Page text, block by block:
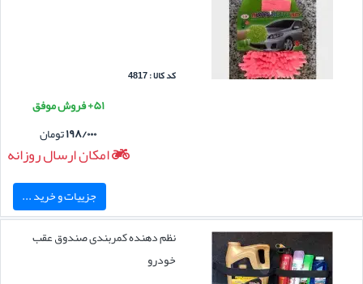
کد کالا : 4817
۵۱+ فروش موفق
۱۹۸/۰۰۰تومان
امکان ارسال روزانه
جزییات و خرید ...
نظم دهنده کمربندی صندوق عقب
خودرو